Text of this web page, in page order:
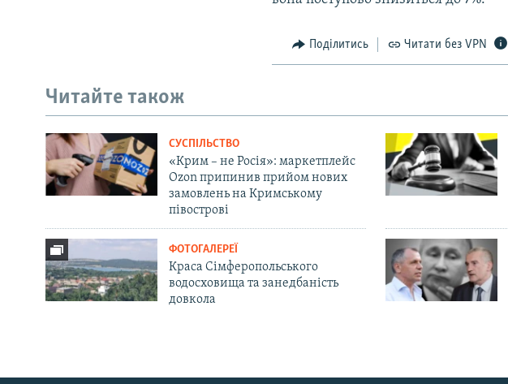
Русский
Поділитись Читати без VPN
Читайте також
СУСПІЛЬСТВО
«Крим – не Росія»: маркетплейс
Ozon припинив прийом нових
замовлень на Кримському
півострові
ФОТОГАЛЕРЕЇ
Краса Сімферопольського
водосховища та занедбаність
довкола